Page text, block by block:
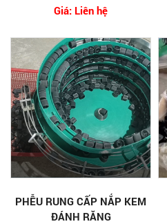
Giá: Liên hệ
PHỄU RUNG CẤP NẮP KEM
ĐÁNH RĂNG